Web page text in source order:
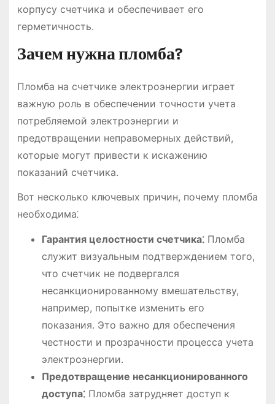
корпусу счетчика и обеспечивает его
герметичность.
Зачем нужна пломба?
Пломба на счетчике электроэнергии играет
важную роль в обеспечении точности учета
потребляемой электроэнергии и
предотвращении неправомерных действий,
которые могут привести к искажению
показаний счетчика.
Вот несколько ключевых причин, почему пломба
необходима⁚
Гарантия целостности счетчика⁚Пломба
служит визуальным подтверждением того,
что счетчик не подвергался
несанкционированному вмешательству,
например, попытке изменить его
показания. Это важно для обеспечения
честности и прозрачности процесса учета
электроэнергии.
Предотвращение несанкционированного
доступа⁚Пломба затрудняет доступ к